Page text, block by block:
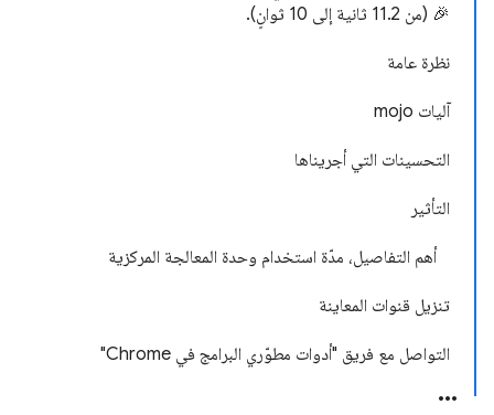
🎉 (من 11.2 ثانية إلى 10 ثوانٍ).
نظرة عامة
آليات mojo
التحسينات التي أجريناها
التأثير
أهم التفاصيل، مدّة استخدام وحدة المعالجة المركزية
تنزيل قنوات المعاينة
التواصل مع فريق "أدوات مطوّري البرامج في Chrome"